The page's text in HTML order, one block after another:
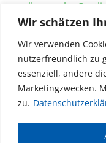
Wir schätzen
Wir verwenden
nutzerfreundlich zu
essenziell, andere
Marketingzwecken.
zu.
UNSER SERVICE